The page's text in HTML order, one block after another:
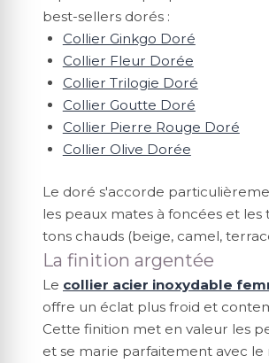
best-sellers dorés :
Collier Ginkgo Doré
Collier Fleur Dorée
Collier Trilogie Doré
Collier Goutte Doré
Collier Pierre Rouge Doré
Collier Olive Dorée
Le doré s'accorde
les peaux mates à foncées et les
tons chauds (beige, camel,
La finition argentée
Le collier acier inoxydable
offre un éclat plus froid et
Cette finition met en valeur les
et se marie parfaitement avec le